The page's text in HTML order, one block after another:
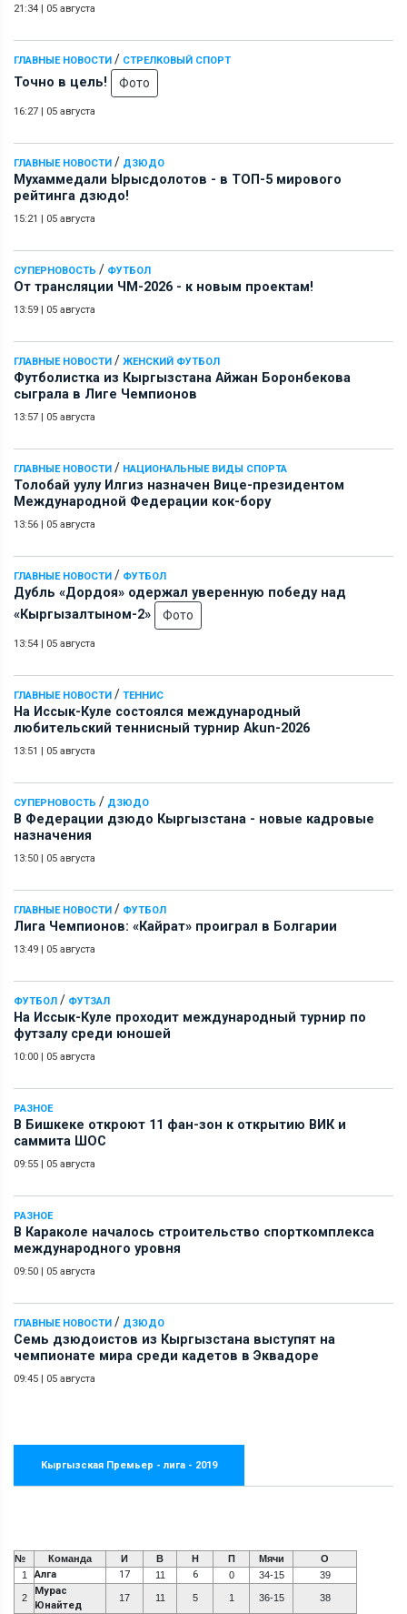
21:34 | 05 августа
ГЛАВНЫЕ НОВОСТИ / СТРЕЛКОВЫЙ СПОРТ
Точно в цель! Фото
16:27 | 05 августа
ГЛАВНЫЕ НОВОСТИ / ДЗЮДО
Мухаммедали Ырысдолотов - в ТОП-5 мирового
рейтинга дзюдо!
15:21 | 05 августа
СУПЕРНОВОСТЬ / ФУТБОЛ
От трансляции ЧМ-2026 - к новым проектам!
13:59 | 05 августа
ГЛАВНЫЕ НОВОСТИ / ЖЕНСКИЙ ФУТБОЛ
Футболистка из Кыргызстана Айжан Боронбекова
сыграла в Лиге Чемпионов
13:57 | 05 августа
ГЛАВНЫЕ НОВОСТИ / НАЦИОНАЛЬНЫЕ ВИДЫ СПОРТА
Толобай уулу Илгиз назначен Вице-президентом
Международной Федерации кок-бору
13:56 | 05 августа
ГЛАВНЫЕ НОВОСТИ / ФУТБОЛ
Дубль «Дордоя» одержал уверенную победу над
«Кыргызалтыном-2»
Фото
13:54 | 05 августа
ГЛАВНЫЕ НОВОСТИ / ТЕННИС
На Иссык-Куле состоялся международный
любительский теннисный турнир Akun-2026
13:51 | 05 августа
СУПЕРНОВОСТЬ / ДЗЮДО
В Федерации дзюдо Кыргызстана - новые кадровые
назначения
13:50 | 05 августа
ГЛАВНЫЕ НОВОСТИ / ФУТБОЛ
Лига Чемпионов: «Кайрат» проиграл в Болгарии
13:49 | 05 августа
ФУТБОЛ / ФУТЗАЛ
На Иссык-Куле проходит международный турнир по
футзалу среди юношей
10:00 | 05 августа
РАЗНОЕ
В Бишкеке откроют 11 фан-зон к открытию ВИК и
саммита ШОС
09:55 | 05 августа
РАЗНОЕ
В Караколе началось строительство спорткомплекса
международного уровня
09:50 | 05 августа
ГЛАВНЫЕ НОВОСТИ / ДЗЮДО
Семь дзюдоистов из Кыргызстана выступят на
чемпионате мира среди кадетов в Эквадоре
09:45 | 05 августа
Кыргызская Премьер - лига - 2019
№ Команда И В Н П Мячи
О
1
Алга 17 11 6 0 34-15 39
2
Мурас
Юнайтед
17 11 5 1 36-15 38